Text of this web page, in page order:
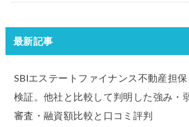
最新記事
SBIエステートファイナンス不動産担
検証。他社と比較して判明した強み・
審査・融資額比較と口コミ評判